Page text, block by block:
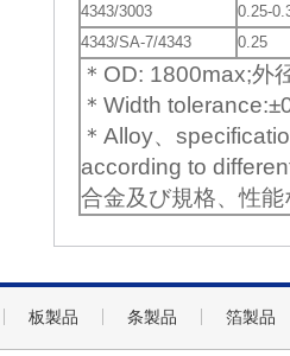
4343/3003
0.25-
4343/SA-7/4343
0.25
＊OD: 1800max;
＊Width
＊Alloy、
according to
合金及び規格、性
板製品 条製品 箔製品